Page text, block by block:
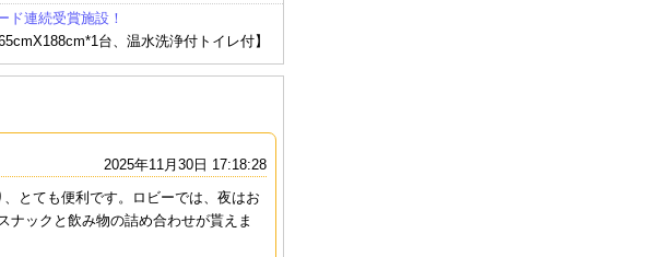
ド連続受賞施設！
台、温水洗浄付トイレ付】
2025年11月30日 17:18:28
とても便利です。ロビーでは、夜はお
ナックと飲み物の詰め合わせが貰えま